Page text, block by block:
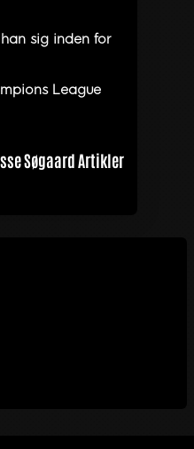
sig inden for
League
Søgaard Artikler